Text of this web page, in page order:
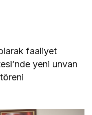
faaliyet
yeni unvan